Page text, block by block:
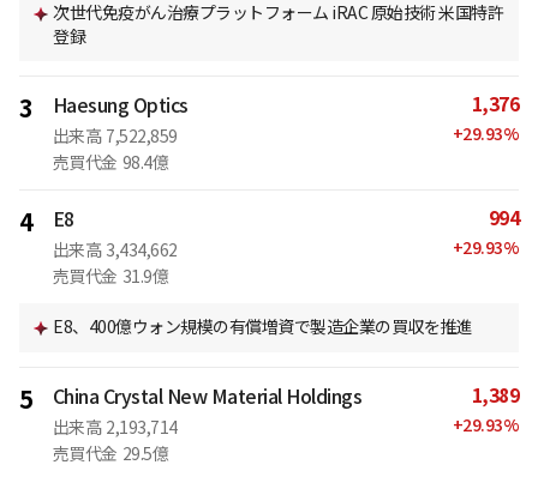
次世代免疫がん治療プラットフォーム iRAC 原始技術 米国特許
登録
3 Haesung Optics
出来高 7,522,859
売買代金 98.4億
1,376
+29.93%
4 E8
出来高 3,434,662
売買代金 31.9億
994
+29.93%
E8、400億ウォン規模の有償増資で製造企業の買収を推進
5 China Crystal New Material Holdings
出来高 2,193,714
売買代金 29.5億
1,389
+29.93%